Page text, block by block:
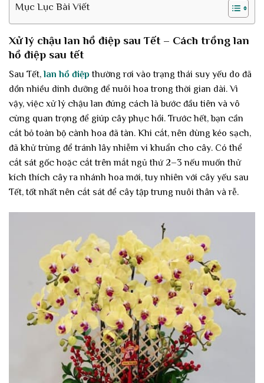
Mục Lục Bài Viết
Xử lý chậu lan hồ điệp sau Tết – Cách trồng lan
hồ điệp sau tết
Sau Tết,lan hồ điệp thường rơi vào trạng thái suy yếu do đã
dồn nhiều dinh dưỡng để nuôi hoa trong thời gian dài. Vì
vậy, việc xử lý chậu lan đúng cách là bước đầu tiên và vô
cùng quan trọng để giúp cây phục hồi. Trước hết, bạn cần
cắt bỏ toàn bộ cành hoa đã tàn. Khi cắt, nên dùng kéo sạch,
đã khử trùng để tránh lây nhiễm vi khuẩn cho cây. Có thể
cắt sát gốc hoặc cắt trên mắt ngủ thứ 2–3 nếu muốn thử
kích thích cây ra nhánh hoa mới, tuy nhiên với cây yếu sau
Tết, tốt nhất nên cắt sát để cây tập trung nuôi thân và rễ.